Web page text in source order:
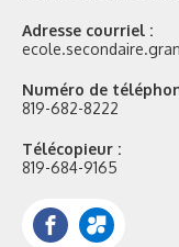
Adresse courriel :
Numéro de
819-682-8222
Télécopieur :
819-684-9165
Facebook
Portail
Mozaik